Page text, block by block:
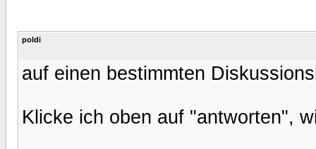
poldi
auf einen bestimmten
Klicke ich oben auf "antworten",